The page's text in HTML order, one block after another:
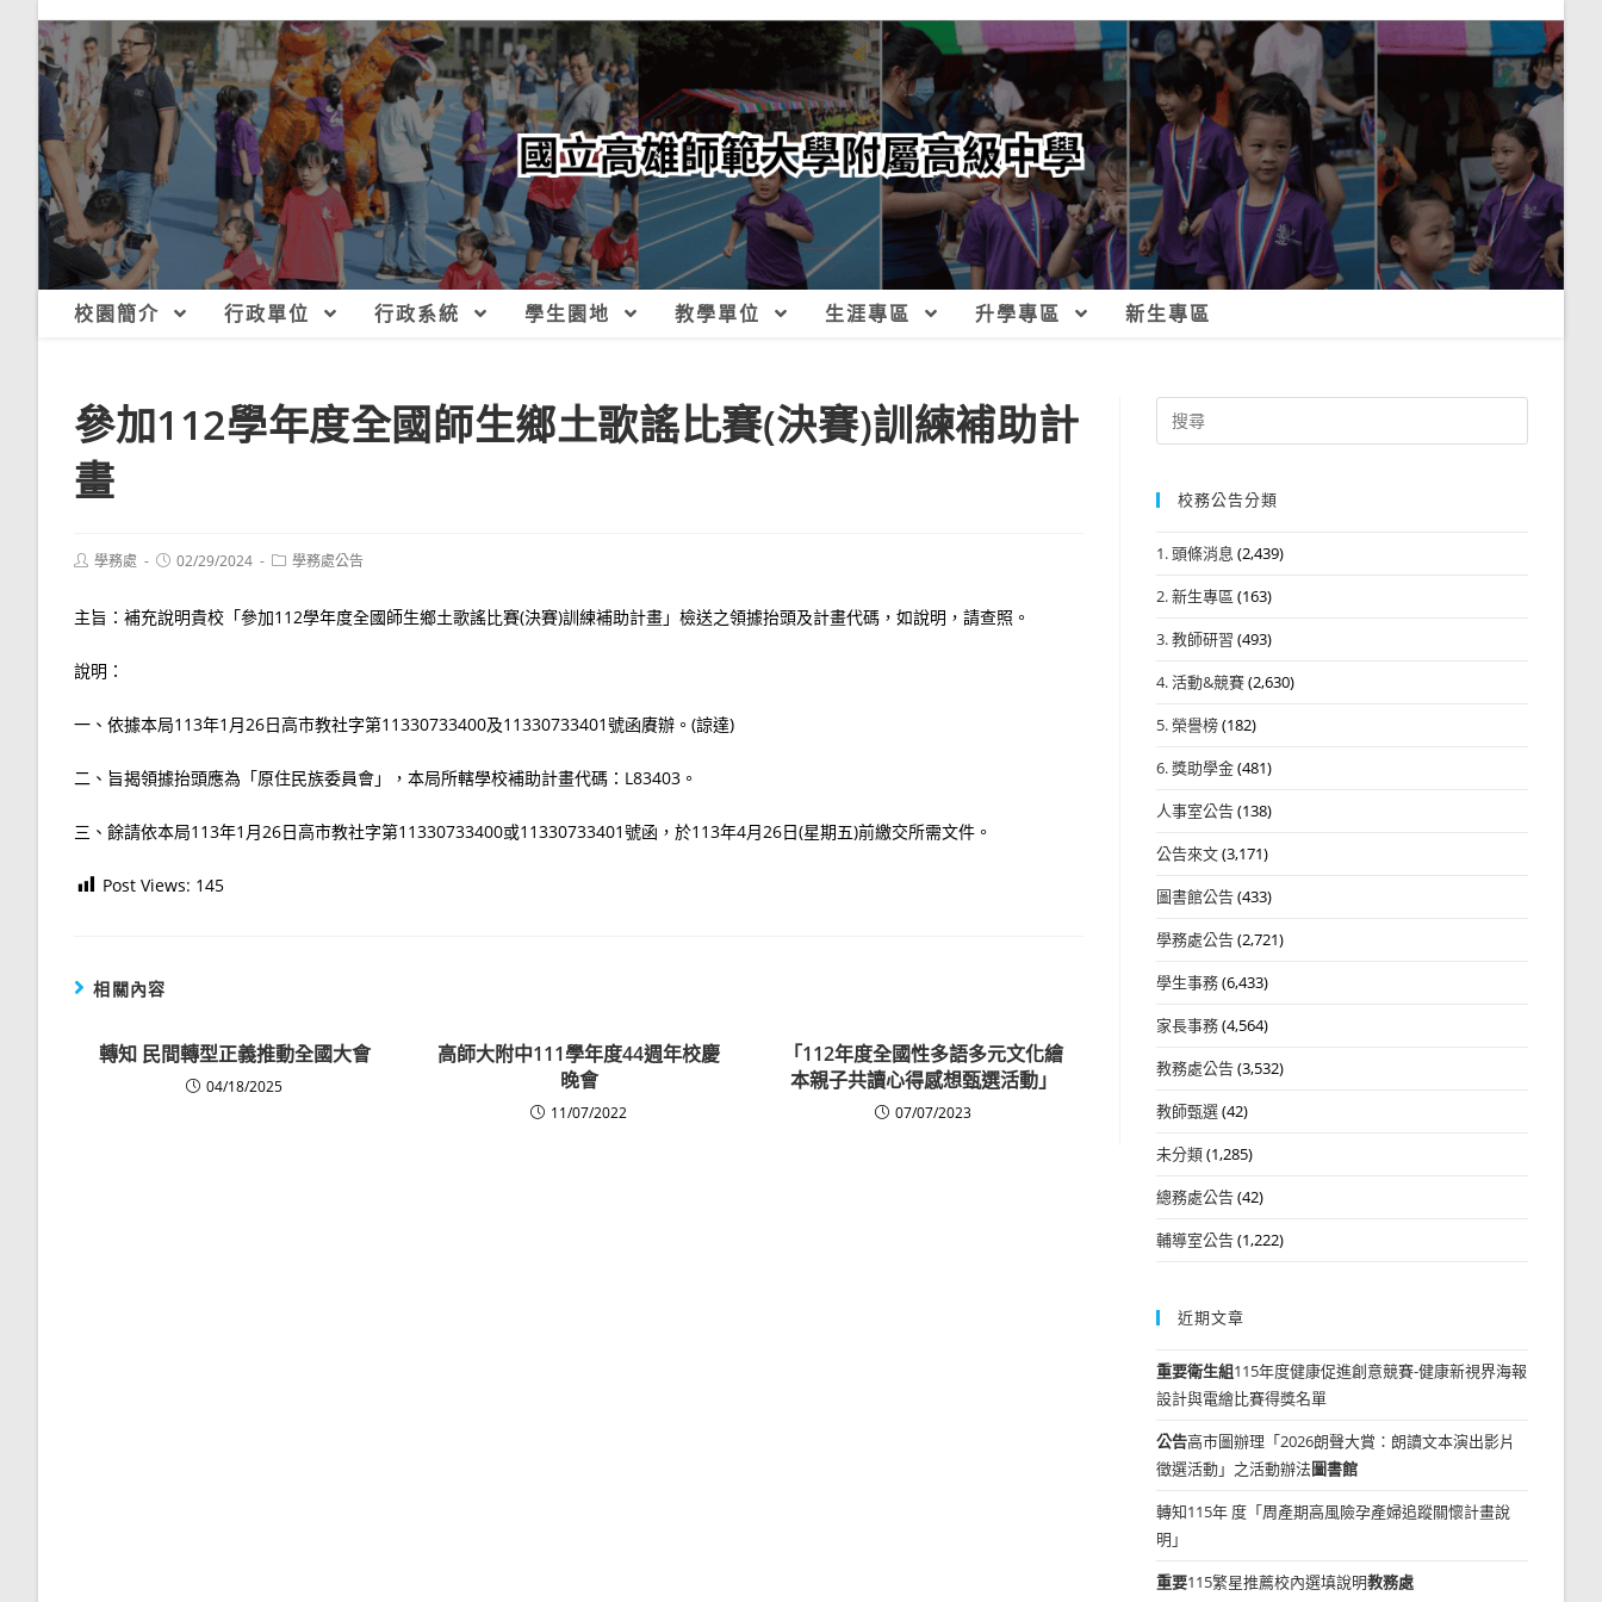
校園簡介 行政單位 行政系統 學生園地 教學單位 生涯專區 升學專區 新生專區
參加112學年度全國師生鄉土歌謠比賽(決賽)訓練補助計
畫
Post學務處
Post02/29/2024
Post學務處公告
主旨：補充說明貴校「參加112學年度全國師生鄉土歌謠比賽(決賽)訓練補助計畫」檢送之領據抬頭及計畫代碼，如說明，請查照。
說明：
一、依據本局113年1月26日高市教社字第11330733400及11330733401號函賡辦。(諒達)
二、旨揭領據抬頭應為「原住民族委員會」，本局所轄學校補助計畫代碼：L83403。
三、餘請依本局113年1月26日高市教社字第11330733400或11330733401號函，於113年4月26日(星期五)前繳交所需文件。
Post Views: 145
相關內容
轉知 民間轉型正義推動全國大會
04/18/2025
高師大附中111學年度44週年校慶
晚會
11/07/2022
「112年度全國性多語多元文化繪
本親子共讀心得感想甄選活動」
07/07/2023
Search
for:
校務公告分類
1. 頭條消息 (2,439)
2. 新生專區 (163)
3. 教師研習 (493)
4. 活動&競賽(2,630)
5. 榮譽榜(182)
6. 獎助學金(481)
人事室公告(138)
公告來文(3,171)
圖書館公告(433)
學務處公告(2,721)
學生事務(6,433)
家長事務(4,564)
教務處公告(3,532)
教師甄選(42)
未分類(1,285)
總務處公告(42)
輔導室公告(1,222)
近期文章
重要衛生組115年度健康促進創意競賽-健康新視界海報
設計與電繪比賽得獎名單
公告高市圖辦理「2026朗聲大賞：朗讀文本演出影片
徵選活動」之活動辦法圖書館
轉知115年 度「周產期高風險孕產婦追蹤關懷計畫說
明」
重要115繁星推薦校內選填說明教務處